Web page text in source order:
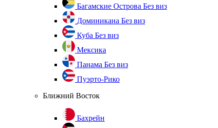
Багамские Острова Без виз
Доминикана Без виз
Куба Без виз
Мексика
Панама Без виз
Пуэрто-Рико
Ближний Восток
Бахрейн